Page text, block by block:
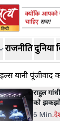
राजनीतिदुनिया
यानी पूंजीवाद
राहुल
को
दौलत
6 Min.